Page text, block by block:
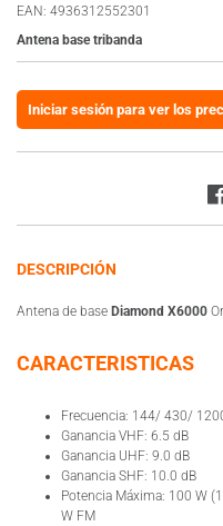
EAN: 4936312552301
Antena base tribanda
Iniciar sesión para ver los
DESCRIPCIÓN
Antena de base Diamond X6000
CARACTERISTICAS
Frecuencia: 144/ 430/
Ganancia VHF: 6.5 dB
Ganancia UHF: 9.0 dB
Ganancia SHF: 10.0 dB
Potencia Máxima: 100 W
W FM